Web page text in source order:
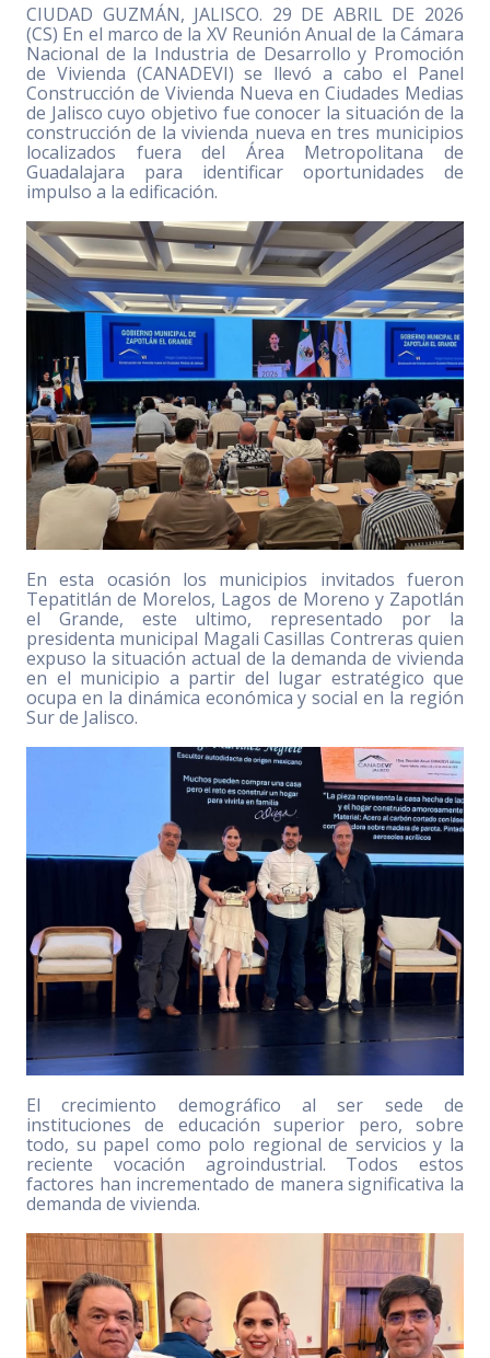
CIUDAD GUZMÁN, JALISCO. 29 DE ABRIL DE 2026
(CS) En el marco de la XV Reunión Anual de la Cámara
Nacional de la Industria de Desarrollo y Promoción
de Vivienda (CANADEVI) se llevó a cabo el Panel
Construcción de Vivienda Nueva en Ciudades Medias
de Jalisco cuyo objetivo fue conocer la situación de la
construcción de la vivienda nueva en tres municipios
localizados fuera del Área Metropolitana de
Guadalajara para identificar oportunidades de
impulso a la edificación.
En esta ocasión los municipios invitados fueron
Tepatitlán de Morelos, Lagos de Moreno y Zapotlán
el Grande, este ultimo, representado por la
presidenta municipal Magali Casillas Contreras quien
expuso la situación actual de la demanda de vivienda
en el municipio a partir del lugar estratégico que
ocupa en la dinámica económica y social en la región
Sur de Jalisco.
El crecimiento demográfico al ser sede de
instituciones de educación superior pero, sobre
todo, su papel como polo regional de servicios y la
reciente vocación agroindustrial. Todos estos
factores han incrementado de manera significativa la
demanda de vivienda.